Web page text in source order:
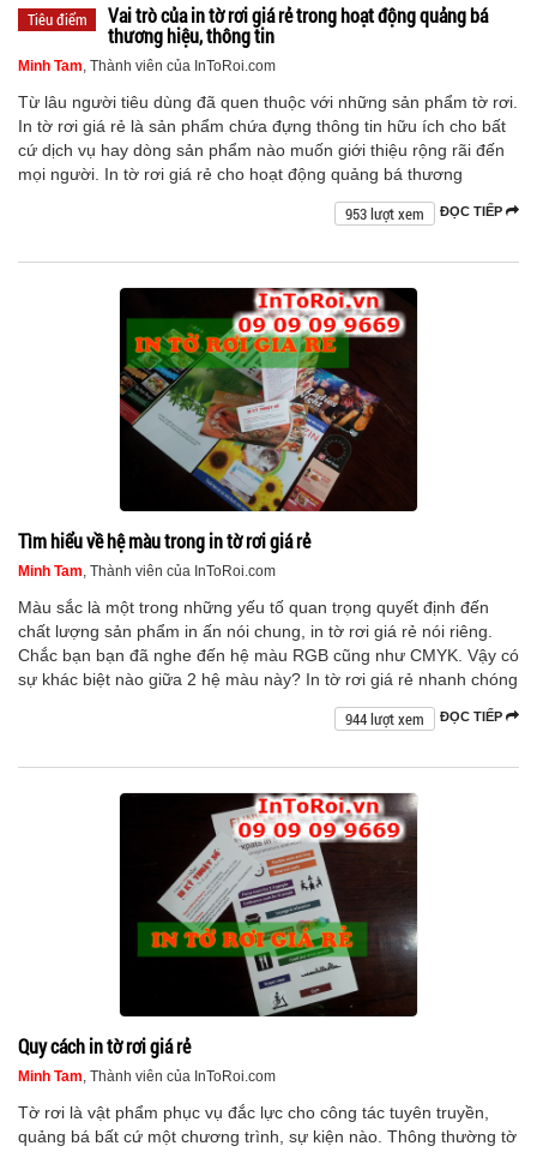
Tiêu điểm
Vai trò của in tờ rơi giá rẻ trong hoạt động quảng bá
thương hiệu, thông tin
Minh Tam , Thành viên của InToRoi.com
Từ lâu người tiêu dùng đã quen thuộc với những sản phẩm tờ rơi.
In tờ rơi giá rẻ là sản phẩm chứa đựng thông tin hữu ích cho bất
cứ dịch vụ hay dòng sản phẩm nào muốn giới thiệu rộng rãi đến
mọi người. In tờ rơi giá rẻ cho hoạt động quảng bá thương
ĐỌC TIẾP
953 lượt xem
Tìm hiểu về hệ màu trong in tờ rơi giá rẻ
Minh Tam , Thành viên của InToRoi.com
Màu sắc là một trong những yếu tố quan trọng quyết định đến
chất lượng sản phẩm in ấn nói chung, in tờ rơi giá rẻ nói riêng.
Chắc bạn bạn đã nghe đến hệ màu RGB cũng như CMYK. Vậy có
sự khác biệt nào giữa 2 hệ màu này? In tờ rơi giá rẻ nhanh chóng
ĐỌC TIẾP
944 lượt xem
Quy cách in tờ rơi giá rẻ
Minh Tam , Thành viên của InToRoi.com
Tờ rơi là vật phẩm phục vụ đắc lực cho công tác tuyên truyền,
quảng bá bất cứ một chương trình, sự kiện nào. Thông thường tờ